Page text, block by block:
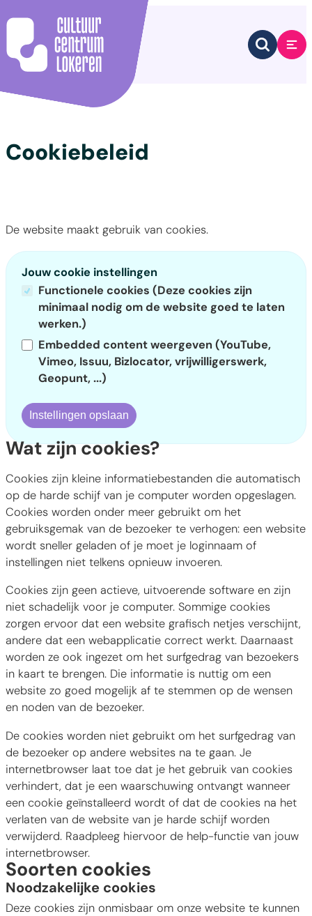
Naar inhoud
Cultuurcentrum Lokeren
Zoek
Cookiebeleid
De website maakt gebruik van cookies.
Jouw cookie instellingen
Functionele cookies (Deze cookies zijn
minimaal nodig om de website goed te laten
werken.)
Embedded content weergeven (YouTube,
Vimeo, Issuu, Bizlocator, vrijwilligerswerk,
Geopunt, ...)
Instellingen opslaan
Wat zijn cookies?
Cookies zijn kleine informatiebestanden die automatisch
op de harde schijf van je computer worden opgeslagen.
Cookies worden onder meer gebruikt om het
gebruiksgemak van de bezoeker te verhogen: een website
wordt sneller geladen of je moet je loginnaam of
instellingen niet telkens opnieuw invoeren.
Cookies zijn geen actieve, uitvoerende software en zijn
niet schadelijk voor je computer. Sommige cookies
zorgen ervoor dat een website grafisch netjes verschijnt,
andere dat een webapplicatie correct werkt. Daarnaast
worden ze ook ingezet om het surfgedrag van bezoekers
in kaart te brengen. Die informatie is nuttig om een
website zo goed mogelijk af te stemmen op de wensen
en noden van de bezoeker.
De cookies worden niet gebruikt om het surfgedrag van
de bezoeker op andere websites na te gaan. Je
internetbrowser laat toe dat je het gebruik van cookies
verhindert, dat je een waarschuwing ontvangt wanneer
een cookie geïnstalleerd wordt of dat de cookies na het
verlaten van de website van je harde schijf worden
verwijderd. Raadpleeg hiervoor de help-functie van jouw
internetbrowser.
Soorten cookies
Noodzakelijke cookies
Deze cookies zijn onmisbaar om onze website te kunnen